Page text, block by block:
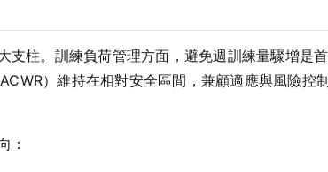
柱。訓練負荷管理方面，避免週訓練量驟增是首
）維持在相對安全區間，兼顧適應與風險控
：